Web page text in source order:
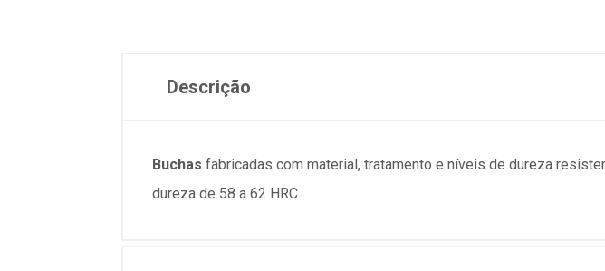
Descrição
Buchas fabricadas com material, tratamento e níveis de dureza
dureza de 58 a 62 HRC.